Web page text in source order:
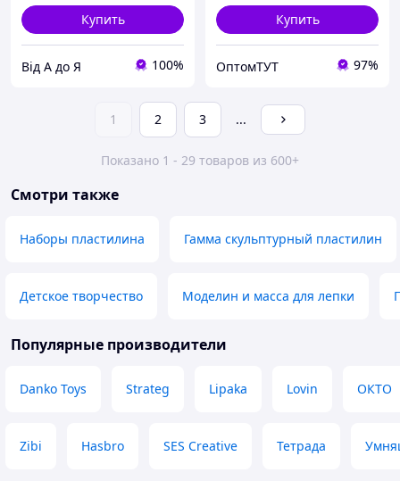
Купить
Від А до Я 100%
Купить
ОптомТУТ 97%
1 2 3 ...
Показано 1 - 29 товаров из 600+
Смотри также
Наборы пластилина Гамма скульптурный пластилин
Детское творчество Моделин и масса для лепки
Популярные производители
Danko Toys Strateg Lipaka Lovin ОКТО
Zibi Hasbro SES Creative Тетрада